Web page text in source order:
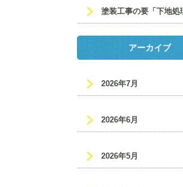
アーカイブ
2026年7月
2026年6月
2026年5月